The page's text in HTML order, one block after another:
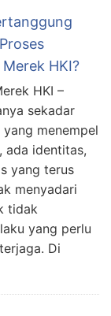
HKI?
HKI –
sekadar
menempel
ada identitas,
yang terus
menyadari
tidak
yang perlu
Di